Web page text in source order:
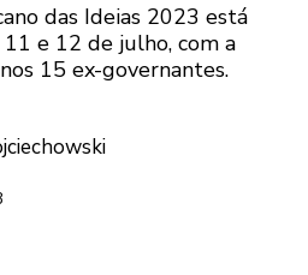
das Ideias 2023 está
e 12 de julho, com a
15 ex-governantes.